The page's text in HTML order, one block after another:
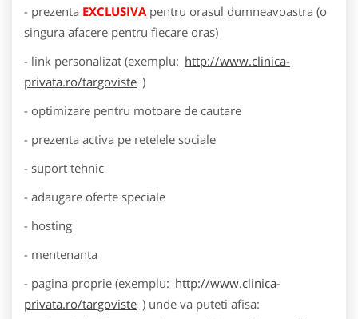
- prezenta EXCLUSIVA pentru orasul dumneavoastra (o
singura afacere pentru fiecare oras)
- link personalizat (exemplu: http://www.clinica-
privata.ro/targoviste )
- optimizare pentru motoare de cautare
- prezenta activa pe retelele sociale
- suport tehnic
- adaugare oferte speciale
- hosting
- mentenanta
- pagina proprie (exemplu: http://www.clinica-
privata.ro/targoviste ) unde va puteti afisa: